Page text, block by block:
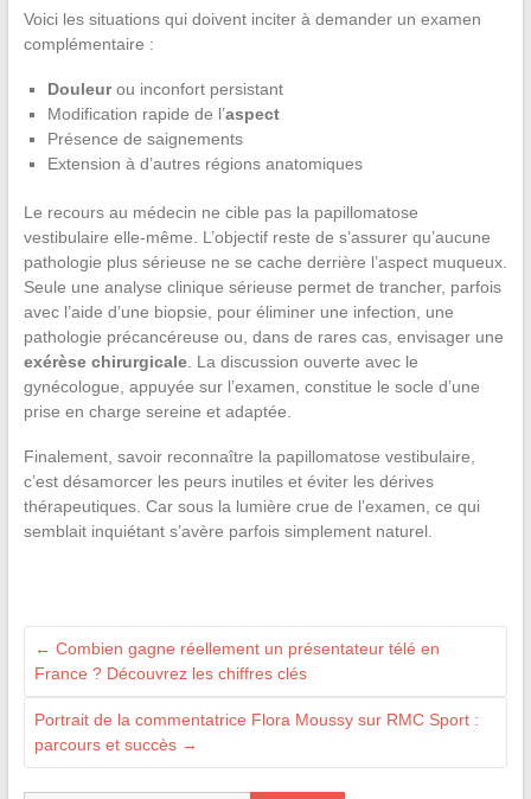
Voici les situations qui doivent inciter à demander un examen
complémentaire :
Douleurou inconfort persistant
Modification rapide de l’aspect
Présence de saignements
Extension à d’autres régions anatomiques
Le recours au médecin ne cible pas la papillomatose
vestibulaire elle-même. L’objectif reste de s’assurer qu’aucune
pathologie plus sérieuse ne se cache derrière l’aspect muqueux.
Seule une analyse clinique sérieuse permet de trancher, parfois
avec l’aide d’une biopsie, pour éliminer une infection, une
pathologie précancéreuse ou, dans de rares cas, envisager une
exérèse chirurgicale. La discussion ouverte avec le
gynécologue, appuyée sur l’examen, constitue le socle d’une
prise en charge sereine et adaptée.
Finalement, savoir reconnaître la papillomatose vestibulaire,
c’est désamorcer les peurs inutiles et éviter les dérives
thérapeutiques. Car sous la lumière crue de l’examen, ce qui
semblait inquiétant s’avère parfois simplement naturel.
← Combien gagne réellement un présentateur télé en
France ? Découvrez les chiffres clés
Portrait de la commentatrice Flora Moussy sur RMC Sport :
parcours et succès →